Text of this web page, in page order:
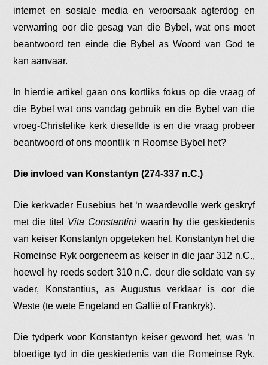
internet en sosiale media en veroorsaak agterdog en
verwarring oor die gesag van die Bybel, wat ons moet
beantwoord ten einde die Bybel as Woord van God te
kan aanvaar.
In hierdie artikel gaan ons kortliks fokus op die vraag of
die Bybel wat ons vandag gebruik en die Bybel van die
vroeg-Christelike kerk dieselfde is en die vraag probeer
beantwoord of ons moontlik ‘n Roomse Bybel het?
Die invloed van Konstantyn (274-337 n.C.)
Die kerkvader Eusebius het ‘n waardevolle werk geskryf
met die titel Vita Constantini waarin hy die geskiedenis
van keiser Konstantyn opgeteken het. Konstantyn het die
Romeinse Ryk oorgeneem as keiser in die jaar 312 n.C.,
hoewel hy reeds sedert 310 n.C. deur die soldate van sy
vader, Konstantius, as Augustus verklaar is oor die
Weste (te wete Engeland en Gallië of Frankryk).
Die tydperk voor Konstantyn keiser geword het, was ‘n
bloedige tyd in die geskiedenis van die Romeinse Ryk.